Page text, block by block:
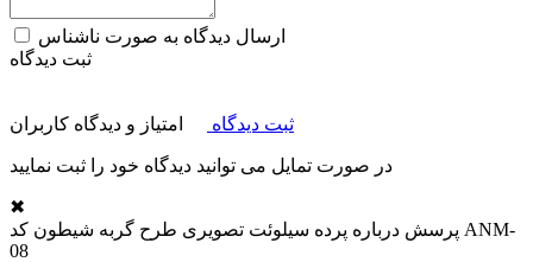
ارسال دیدگاه به صورت ناشناس
ثبت دیدگاه
ثبت دیدگاه امتیاز و دیدگاه کاربران
در صورت تمایل می توانید دیدگاه خود را ثبت نمایید
✖
پرسش درباره پرده سیلوئت تصویری طرح گربه شیطون کد ANM-
08